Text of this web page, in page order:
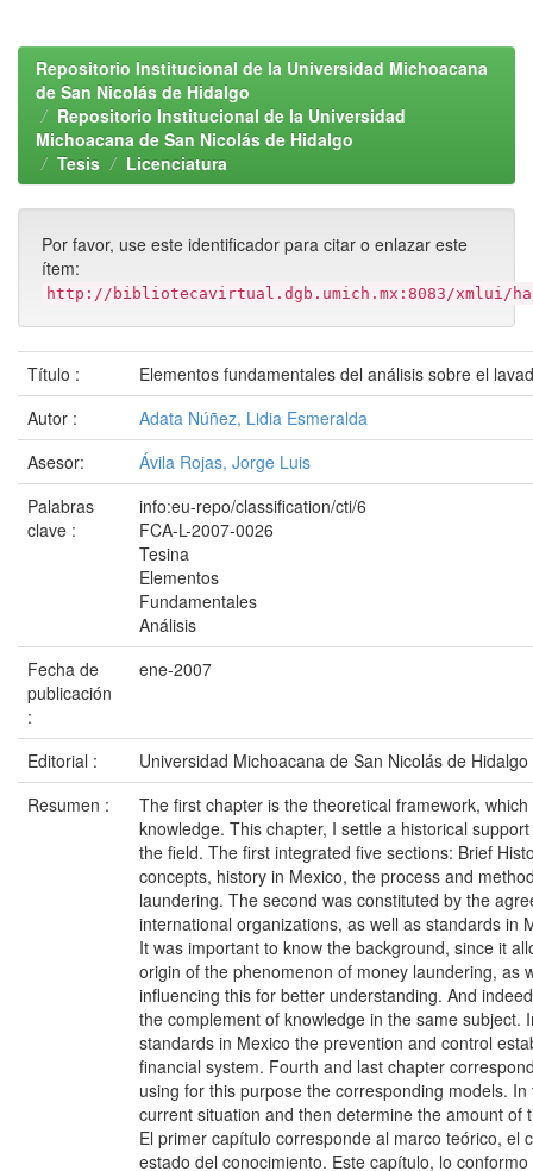
Repositorio Institucional de la Universidad Michoacana
de San Nicolás de Hidalgo
Repositorio Institucional de la Universidad
Michoacana de San Nicolás de Hidalgo
Tesis
Licenciatura
Por favor, use este identificador para citar o enlazar este
ítem:
http://bibliotecavirtual.dgb.umich.mx:8083/xmlui/
Título :
Elementos fundamentales del análisis sobre el
Autor :
Adata Núñez, Lidia Esmeralda
Asesor:
Ávila Rojas, Jorge Luis
Palabras
clave :
info:eu-repo/classification/cti/6
FCA-L-2007-0026
Tesina
Elementos
Fundamentales
Análisis
Fecha de
publicación
:
ene-2007
Editorial :
Universidad Michoacana de San Nicolás de Hidalgo
Resumen :
The first chapter is the theoretical framework,
knowledge. This chapter, I settle a historical
the field. The first integrated five sections: Brief
concepts, history in Mexico, the process and
laundering. The second was constituted by the
international organizations, as well as standards in
It was important to know the background, since it
origin of the phenomenon of money laundering, as
influencing this for better understanding. And
the complement of knowledge in the same subject.
standards in Mexico the prevention and control
financial system. Fourth and last chapter
using for this purpose the corresponding models.
current situation and then determine the amount of
El primer capítulo corresponde al marco teórico, el
estado del conocimiento. Este capítulo, lo